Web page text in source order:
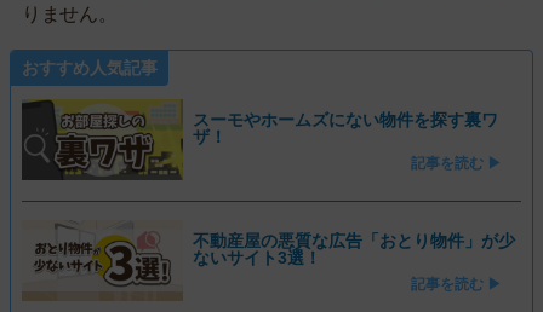
りません。
おすすめ人気記事
スーモやホームズにない物件を探す裏ワ
ザ！
記事を読む ▶
不動産屋の悪質な広告「おとり物件」が少
ないサイト3選！
記事を読む ▶